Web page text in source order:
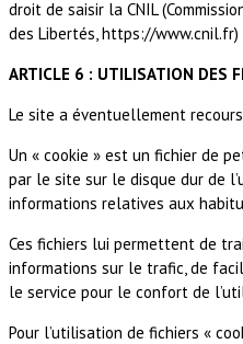
droit de saisir la CNIL
des Libertés, https://
ARTICLE 6 : UTILISATION DES
Le site a éventuellement
Un « cookie » est un fichier de
par le site sur le disque dur de
informations relatives aux
Ces fichiers lui permettent de
informations sur le trafic, de
le service pour le confort de
Pour l’utilisation de fichiers «